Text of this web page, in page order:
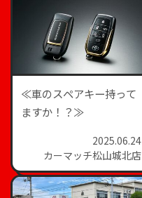
≪車のスペアキー持って
ますか！？≫
2025.06.24
カーマッチ松山城北店